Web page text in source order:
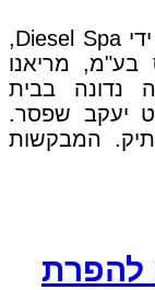
בקשה לצו מניעה זמני שהוגשה על ידי Diesel Spa,
בע"מ, מריאנו
נדונה בבית
יעקב שפסר.
בתיק. המבקשות
להפרת